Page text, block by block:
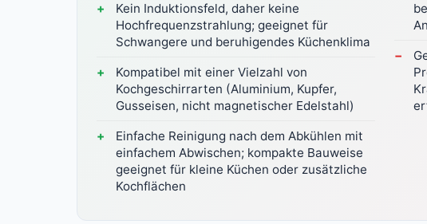
Kein Induktionsfeld, daher keine
Hochfrequenzstrahlung; geeignet für
Schwangere und beruhigendes Küchenklima
Kompatibel mit einer Vielzahl von
Kochgeschirrarten (Aluminium, Kupfer,
Gusseisen, nicht magnetischer Edelstahl)
Einfache Reinigung nach dem Abkühlen mit
einfachem Abwischen; kompakte Bauweise
geeignet für kleine Küchen oder zusätzliche
Kochflächen